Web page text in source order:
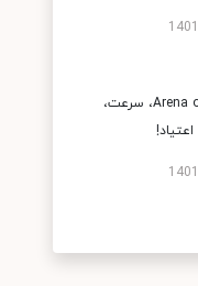
Arena of Valor، سرعت،